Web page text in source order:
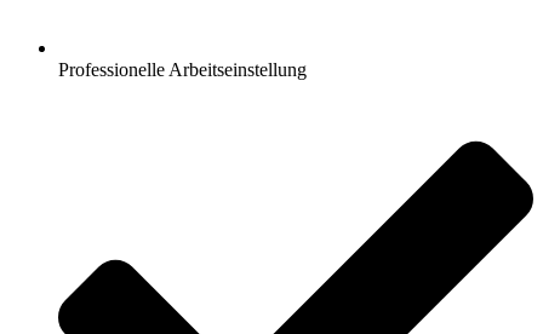
Professionelle Arbeitseinstellung